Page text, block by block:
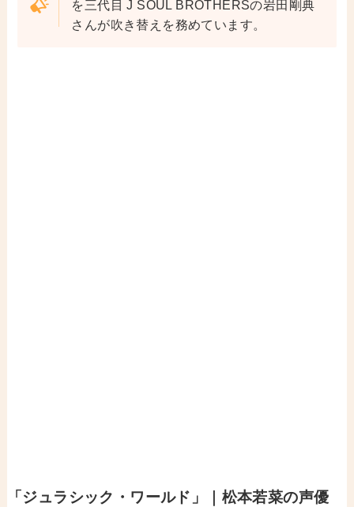
を三代目 J SOUL BROTHERSの岩田剛典
さんが吹き替えを務めています。
「ジュラシック・ワールド 」｜松本若菜の声優